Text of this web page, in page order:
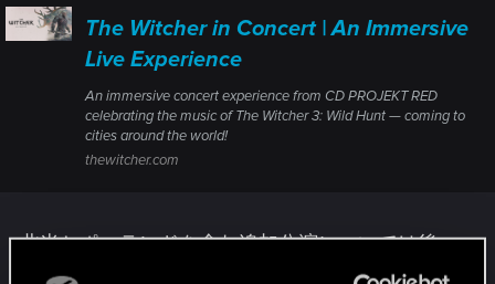
The Witcher in Concert | An Immersive
Live Experience
An immersive concert experience from CD PROJEKT RED
celebrating the music of The Witcher 3: Wild Hunt — coming to
cities around the world!
thewitcher.com
北米とポーランドを含む追加公演については後
日発表予定です。